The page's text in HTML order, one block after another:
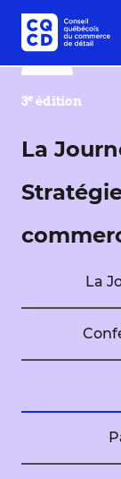
3e édition
La
La